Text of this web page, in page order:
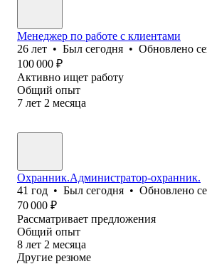
Менеджер по работе с клиентами
26 лет • Был сегодня • Обновлено
100 000 ₽
Активно ищет работу
Общий опыт
7 лет 2 месяца
Охранник.Администратор-охранник.
41 год • Был сегодня • Обновлено
70 000 ₽
Рассматривает предложения
Общий опыт
8 лет 2 месяца
Другие резюме